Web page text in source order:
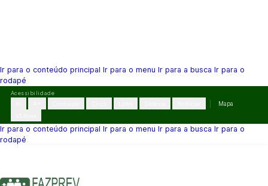
Ir para o conteúdo principal Ir para o menu Ir para a busca Ir para o
rodapé
Pular
conteúdo
Acessibilidade
Mapa
Ir para o conteúdo principal Ir para o menu Ir para a busca Ir para o
rodapé